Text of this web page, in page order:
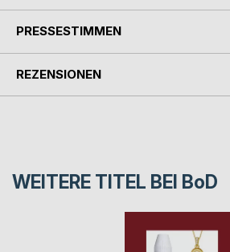
PRESSESTIMMEN
REZENSIONEN
WEITERE TITEL BEI BoD